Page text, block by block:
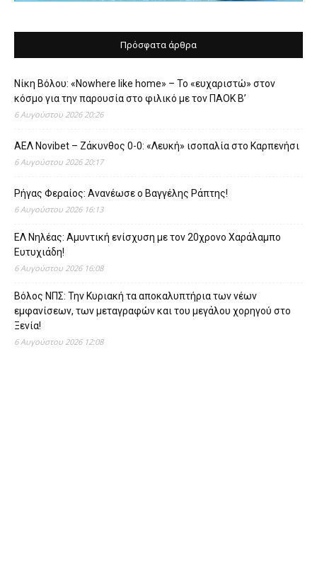
Πρόσφατα άρθρα
Νίκη Βόλου: «Nowhere like home» – Το «ευχαριστώ» στον
κόσμο για την παρουσία στο φιλικό με τον ΠΑΟΚ Β’
6 Αυγούστου 2026 20:26
ΑΕΛ Novibet – Ζάκυνθος 0-0: «Λευκή» ισοπαλία στο Καρπενήσι
6 Αυγούστου 2026 20:17
Ρήγας Φεραίος: Ανανέωσε ο Βαγγέλης Ράπτης!
6 Αυγούστου 2026 16:13
ΕΛ Νηλέας: Αμυντική ενίσχυση με τον 20χρονο Χαράλαμπο
Ευτυχιάδη!
6 Αυγούστου 2026 16:08
Βόλος ΝΠΣ: Την Κυριακή τα αποκαλυπτήρια των νέων
εμφανίσεων, των μεταγραφών και του μεγάλου χορηγού στο
Ξενία!
6 Αυγούστου 2026 12:08